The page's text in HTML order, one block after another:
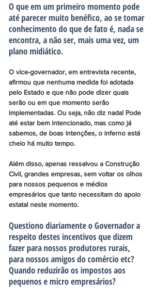
O que em um primeiro momento pode
até parecer muito benéfico, ao se tomar
conhecimento do que de fato é, nada se
encontra, a não ser, mais uma vez, um
plano midiático.
O vice-governador, em entrevista recente,
afirmou que nenhuma medida foi adotada
pelo Estado e que não pode dizer quais
serão ou em que momento serão
implementadas. Ou seja, não diz nada! Pode
até estar bem intencionado, mas como já
sabemos, de boas intenções, o inferno está
cheio há muito tempo.
Além disso, apenas ressalvou a Construção
Civil, grandes empresas, sem voltar os olhos
para nossos pequenos e médios
empresários que tanto necessitam do apoio
estatal neste momento.
Questiono diariamente o Governador a
respeito destes incentivos que dizem
fazer para nossos produtores rurais,
para nossos amigos do comércio etc?
Quando reduzirão os impostos aos
pequenos e micro empresários?